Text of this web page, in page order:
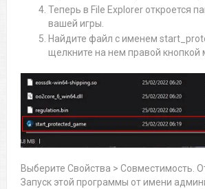
Теперь в File Explorer откроется
вашей игры.
Найдите файл с именем
щелкните на нем правой кнопкой
Выберите Свойства > Совместимость.
Запуск этой программы от имени